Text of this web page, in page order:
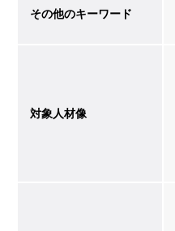
その他のキーワード
対象人材像